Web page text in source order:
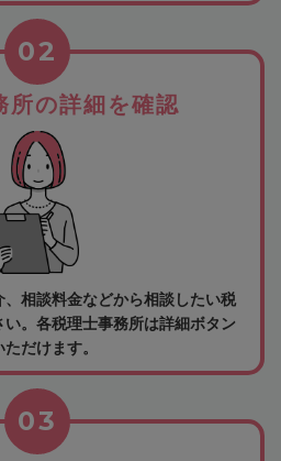
所の詳細を確認
02
相談料金などから相談したい税
。各税理士事務所は詳細ボタン
だけます。
03